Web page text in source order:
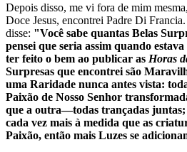
Depois disso, me vi fora de mim
Doce Jesus, encontrei Padre Di
disse: "Você sabe quantas Belas
pensei que seria assim quando
ter feito o bem ao publicar as Horas
Surpresas que encontrei são
uma Raridade nunca antes vista:
Paixão de Nosso Senhor
que a outra—todas trançadas juntas;
cada vez mais à medida que as
Paixão, então mais Luzes se